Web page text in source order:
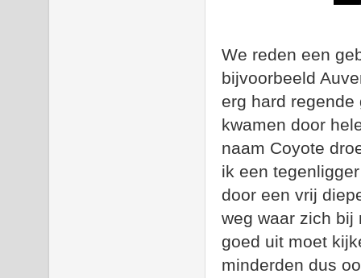
We reden een
bijvoorbeeld
erg hard
kwamen door
naam Coyote
ik een
door een vrij
weg waar zich bij
goed uit moet
minderden dus